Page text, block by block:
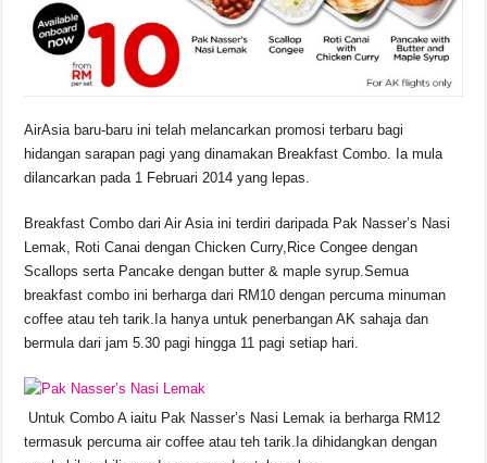
o
o
k
p
p
s
n
k
AirAsia baru-baru ini telah melancarkan promosi terbaru bagi
hidangan sarapan pagi yang dinamakan Breakfast Combo. Ia mula
dilancarkan pada 1 Februari 2014 yang lepas.
Breakfast Combo dari Air Asia ini terdiri daripada Pak Nasser’s Nasi
Lemak, Roti Canai dengan Chicken Curry,Rice Congee dengan
Scallops serta Pancake dengan butter & maple syrup.Semua
breakfast combo ini berharga dari RM10 dengan percuma minuman
coffee atau teh tarik.Ia hanya untuk penerbangan AK sahaja dan
bermula dari jam 5.30 pagi hingga 11 pagi setiap hari.
Untuk Combo A iaitu Pak Nasser’s Nasi Lemak ia berharga RM12
termasuk percuma air coffee atau teh tarik.Ia dihidangkan dengan